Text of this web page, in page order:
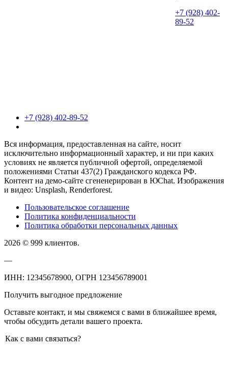
+7 (928) 402-
89-52
+7 (928) 402-89-52
Вся информация, предоставленная на сайте, носит
исключительно информационный характер, и ни при каких
условиях не является публичной офертой, определяемой
положениями Статьи 437(2) Гражданского кодекса РФ.
Контент на демо-сайте сгененерирован в ЮChat. Изображения
и видео: Unsplash, Renderforest.
Пользовательское соглашение
Политика конфиденциальности
Политика обработки персональных данных
2026 © 999 клиентов.
—
ИНН: 12345678900, ОГРН 123456789001
Получить выгодное предложение
Оставьте контакт, и мы свяжемся с вами в ближайшее время,
чтобы обсудить детали вашего проекта.
Как с вами связаться?